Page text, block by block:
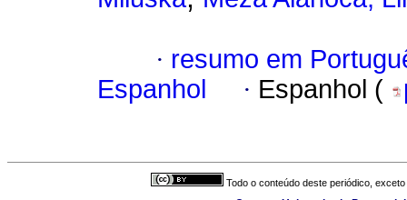
· resumo em
Espanhol
· Espanhol (
Todo o conteúdo deste periódico,